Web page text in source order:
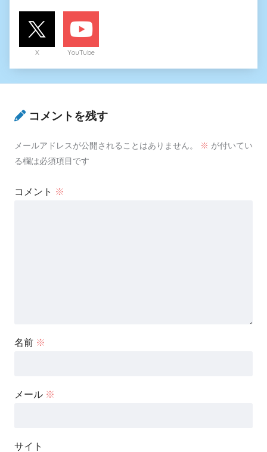
X YouTube
コメントを残す
メールアドレスが公開されることはありません。 ※ が付いてい
る欄は必須項目です
コメント ※
名前 ※
メール ※
サイト